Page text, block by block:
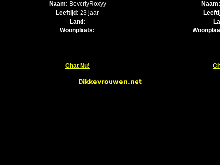
Naam: BeverlyRoxyy
Leeftijd: 23 jaar
Land:
Woonplaats:
Chat Nu!
Naam:
Dikkevrouwen.net